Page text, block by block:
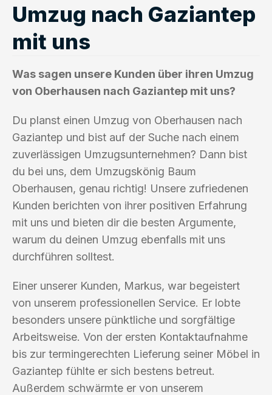
Umzug nach Gaziantep
mit uns
Was sagen unsere Kunden über ihren Umzug
von Oberhausen nach Gaziantep mit uns?
Du planst einen Umzug von Oberhausen nach
Gaziantep und bist auf der Suche nach einem
zuverlässigen Umzugsunternehmen? Dann bist
du bei uns, dem Umzugskönig Baum
Oberhausen, genau richtig! Unsere zufriedenen
Kunden berichten von ihrer positiven Erfahrung
mit uns und bieten dir die besten Argumente,
warum du deinen Umzug ebenfalls mit uns
durchführen solltest.
Einer unserer Kunden, Markus, war begeistert
von unserem professionellen Service. Er lobte
besonders unsere pünktliche und sorgfältige
Arbeitsweise. Von der ersten Kontaktaufnahme
bis zur termingerechten Lieferung seiner Möbel in
Gaziantep fühlte er sich bestens betreut.
Außerdem schwärmte er von unserem